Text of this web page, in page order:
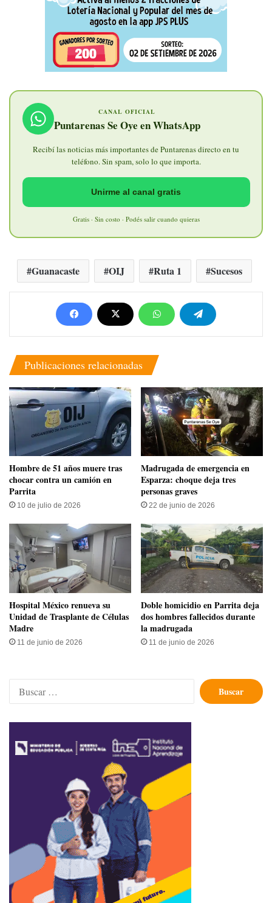
CANAL OFICIAL
Puntarenas Se Oye en WhatsApp
Recibí las noticias más importantes de Puntarenas directo en tu
teléfono. Sin spam, solo lo que importa.
Unirme al canal gratis
Gratis · Sin costo · Podés salir cuando quieras
Guanacaste OIJ Ruta 1 Sucesos
Publicaciones relacionadas
Hombre de 51 años muere tras
chocar contra un camión en
Parrita
10 de julio de 2026
Madrugada de emergencia en
Esparza: choque deja tres
personas graves
22 de junio de 2026
Hospital México renueva su
Unidad de Trasplante de Células
Madre
11 de junio de 2026
Doble homicidio en Parrita deja
dos hombres fallecidos durante
la madrugada
11 de junio de 2026
Buscar: